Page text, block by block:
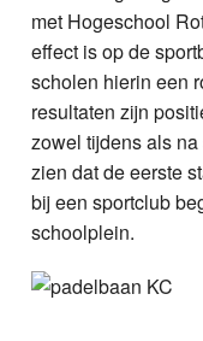
met Hogeschool
effect is op de
scholen hierin een
resultaten zijn
zowel tijdens als
zien dat de eerste
bij een sportclub
schoolplein.